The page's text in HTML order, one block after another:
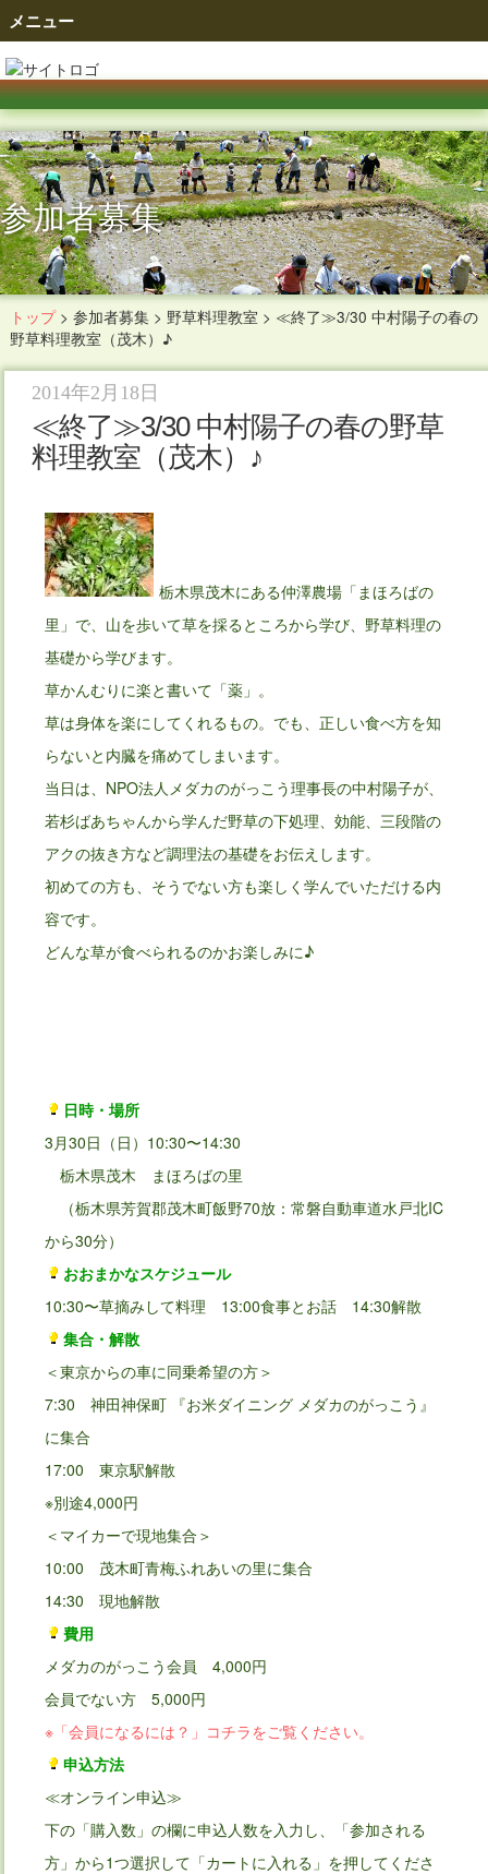
メニュー
参加者募集
トップ> 参加者募集> 野草料理教室 > ≪終了≫3/30 中村陽子の春の
野草料理教室（茂木）♪
2014年2月18日
≪終了≫3/30 中村陽子の春の野草
料理教室（茂木）♪
栃木県茂木にある仲澤農場「まほろばの
里」で、山を歩いて草を採るところから学び、野草料理の
基礎から学びます。
草かんむりに楽と書いて「薬」。
草は身体を楽にしてくれるもの。でも、正しい食べ方を知
らないと内臓を痛めてしまいます。
当日は、NPO法人メダカのがっこう理事長の中村陽子が、
若杉ばあちゃんから学んだ野草の下処理、効能、三段階の
アクの抜き方など調理法の基礎をお伝えします。
初めての方も、そうでない方も楽しく学んでいただける内
容です。
どんな草が食べられるのかお楽しみに♪
日時・場所
3月30日（日）10:30〜14:30
栃木県茂木 まほろばの里
（栃木県芳賀郡茂木町飯野70放：常磐自動車道水戸北IC
から30分）
おおまかなスケジュール
10:30〜草摘みして料理 13:00食事とお話 14:30解散
集合・解散
＜東京からの車に同乗希望の方＞
7:30 神田神保町 『お米ダイニング メダカのがっこう』
に集合
17:00 東京駅解散
※別途4,000円
＜マイカーで現地集合＞
10:00 茂木町青梅ふれあいの里に集合
14:30 現地解散
費用
メダカのがっこう会員 4,000円
会員でない方 5,000円
※「会員になるには？」コチラをご覧ください。
申込方法
≪オンライン申込≫
下の「購入数」の欄に申込人数を入力し、「参加される
方」から1つ選択して「カートに入れる」を押してくださ